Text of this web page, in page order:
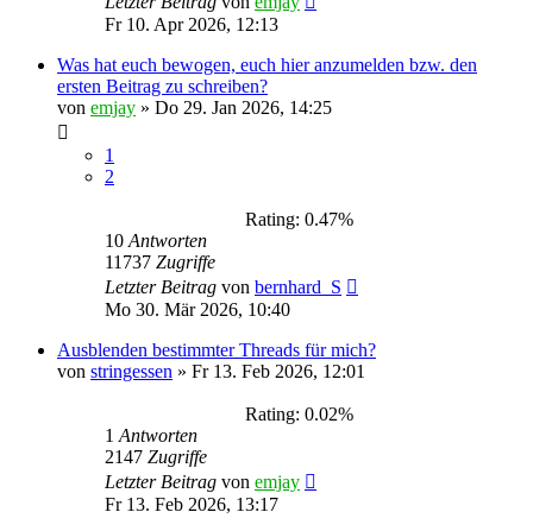
Fr 10. Apr 2026, 12:13
Was hat euch bewogen, euch hier anzumelden bzw. den
ersten Beitrag zu schreiben?
von emjay » Do 29. Jan 2026, 14:25
1
2
Rating: 0.47%
10 Antworten
11737 Zugriffe
Letzter Beitrag von bernhard_S
Mo 30. Mär 2026, 10:40
Ausblenden bestimmter Threads für mich?
von stringessen » Fr 13. Feb 2026, 12:01
Rating: 0.02%
1 Antworten
2147 Zugriffe
Letzter Beitrag von emjay
Fr 13. Feb 2026, 13:17